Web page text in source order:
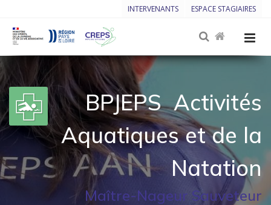
INTERVENANTS ESPACE STAGIAIRES
BPJEPSActivités
Aquatiques et de la
Natation
Maître-Nageur Sauveteur